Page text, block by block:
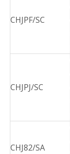
CHJPF/SC
CHJPJ/SC
CHJ82/SA